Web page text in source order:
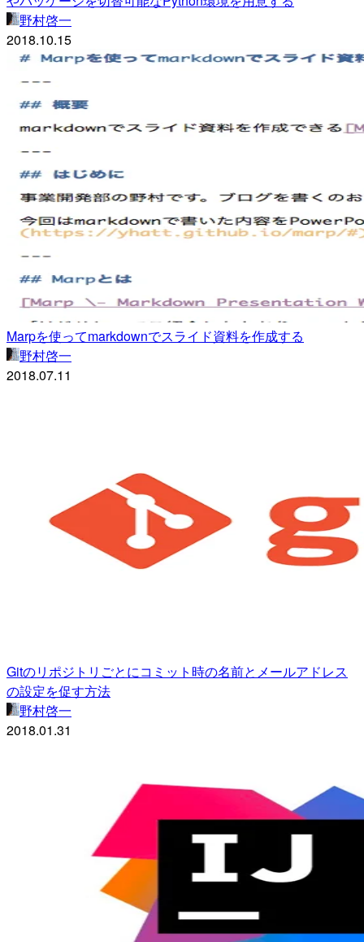
野村啓一
2018.10.15
Marpを使ってmarkdownでスライド資料を作成する
野村啓一
2018.07.11
Gitのリポジトリごとにコミット時の名前とメールアドレス
の設定を促す方法
野村啓一
2018.01.31